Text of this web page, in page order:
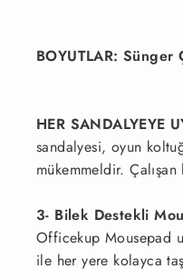
BOYUTLAR:
HER SANDALYEYE
sandalyesi, oyun
mükemmeldir.
3- Bilek Destekli
Officekup Mousepad
ile her yere kolayca